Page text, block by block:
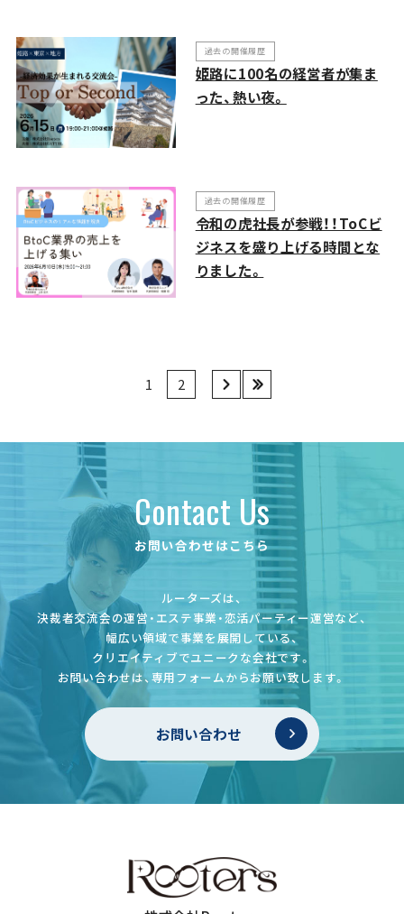
過去の開催履歴
姫路に100名の経営者が集ま
った、熱い夜。
過去の開催履歴
令和の虎社長が参戦！！ToCビ
ジネスを盛り上げる時間とな
りました。
1 2 › »
Contact Us
お問い合わせはこちら
ルーターズは、
決裁者交流会の運営・エステ事業・恋活パーティー運営など、
幅広い領域で事業を展開している、
クリエイティブでユニークな会社です。
お問い合わせは、専用フォームからお願い致します。
お問い合わせ